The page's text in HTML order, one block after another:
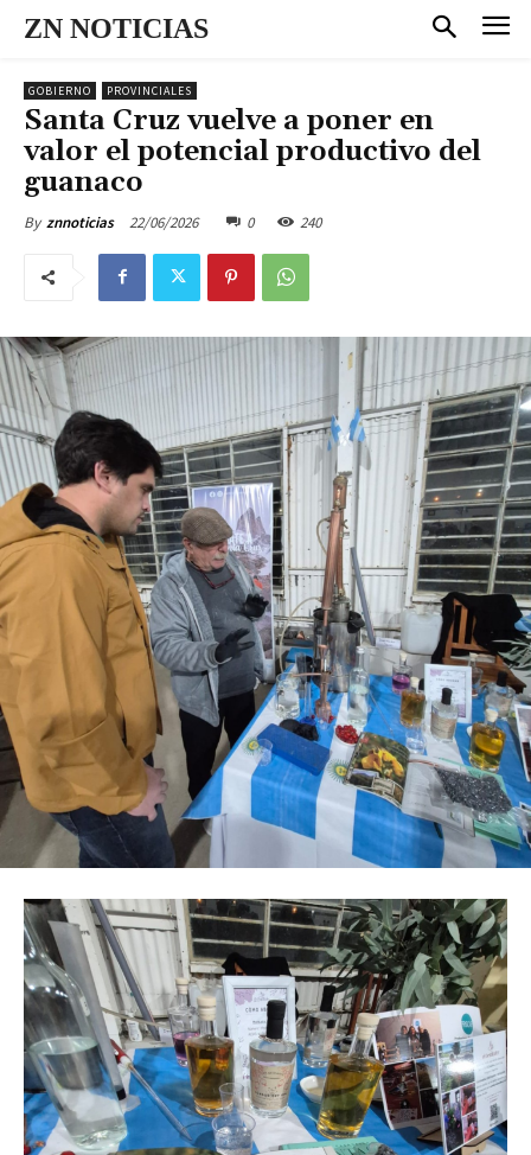
ZN NOTICIAS
GOBIERNO PROVINCIALES
Santa Cruz vuelve a poner en
valor el potencial productivo del
guanaco
By znnoticias 22/06/2026 0 240